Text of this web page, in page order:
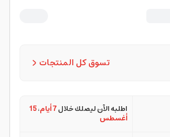
تسوق كل المنتجات
اطلبه الآن ليصلك خلال7 أيام ،15
أغسطس